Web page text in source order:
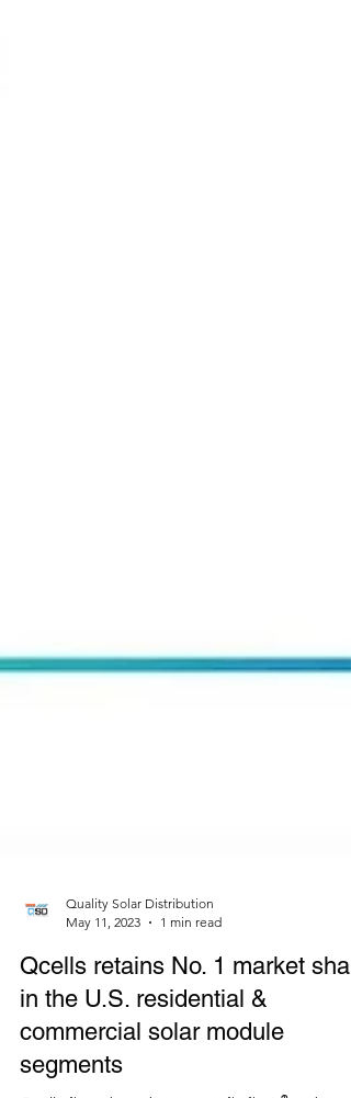
May 11, 2023
1 min read
Qcells retains No. 1 market
in the U.S. residential &
commercial solar module